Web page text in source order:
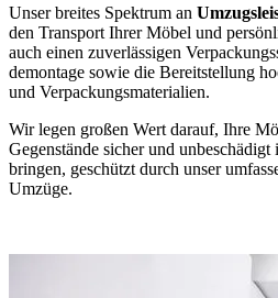
Unser breites Spektrum an
den Transport Ihrer Möbel und
auch einen zuverlässigen
demontage sowie die Bereitstellung
und Verpackungsmaterialien.
Wir legen großen Wert darauf, Ihre
Gegenstände sicher und unbeschädigt
bringen, geschützt durch unser
Umzüge.